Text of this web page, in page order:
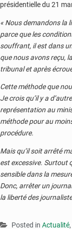
présidentielle du 21
« Nous demandons la
parce que les
souffrant, il est dans
que nous avons reçu,
tribunal et après
Cette méthode que
Je crois qu’il y a
représentation au
méthode pour au
procédure.
Mais qu’il soit arrêté
est excessive. Surtout
sensible dans la
Donc, arrêter un
la liberté des
Posted in Actualité,